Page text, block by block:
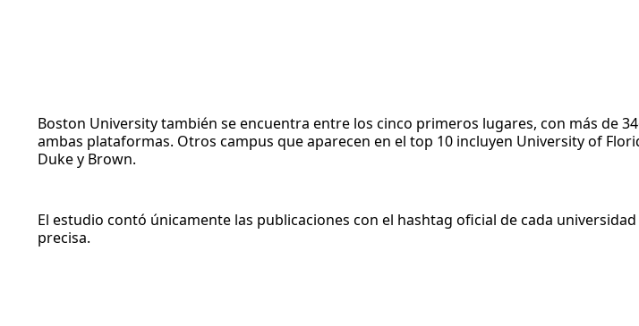
Boston University también se encuentra entre los cinco primeros lugares, con más de
ambas plataformas. Otros campus que aparecen en el top 10 incluyen University of
Duke y Brown.
El estudio contó únicamente las publicaciones con el hashtag oficial de cada
precisa.